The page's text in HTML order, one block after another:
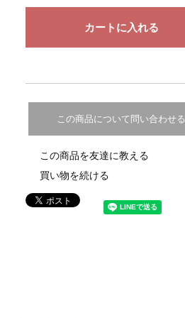
この商品について問い合わせる
この商品を友達に教える
買い物を続ける